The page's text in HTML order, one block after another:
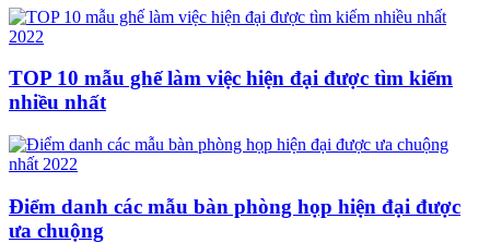
TOP 10 mẫu ghế làm việc hiện đại được tìm kiếm
nhiều nhất
Điểm danh các mẫu bàn phòng họp hiện đại được
ưa chuộng